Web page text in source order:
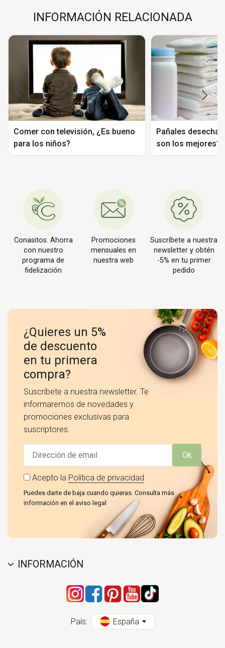
INFORMACIÓN RELACIONADA
Comer con televisión, ¿Es bueno
para los niños?
Pañales
son los mejores?
Conasitos. Ahorra
con nuestro
programa de
fidelización
Promociones
mensuales en
nuestra web
Suscríbete a nuestra
newsletter y obtén
-5% en tu primer
pedido
¿Quieres un 5%
de descuento
en tu primera
compra?
Suscríbete a nuestra newsletter. Te
informaremos de novedades y
promociones exclusivas para
suscriptores.
Ok
Acepto la Política de privacidad
Puedes darte de baja cuando quieras. Consulta más
información en el aviso legal
INFORMACIÓN
País: España